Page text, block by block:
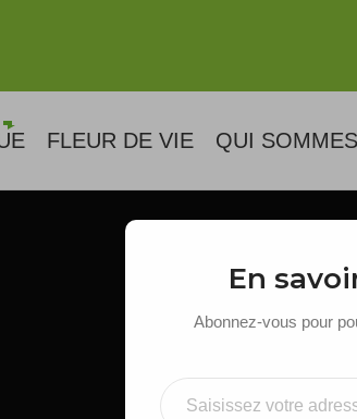
FLEUR DE VIE QUI
En
Abonnez-vous pour
Saisissez votre adresse e-mail…